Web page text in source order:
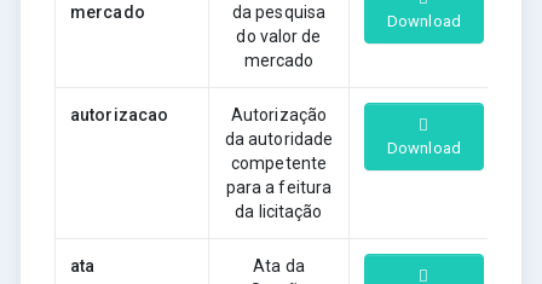
mercado
da pesquisa
do valor de
mercado
Download
autorizacao
Autorização
da autoridade
competente
para a feitura
da licitação
Download
ata
Ata da